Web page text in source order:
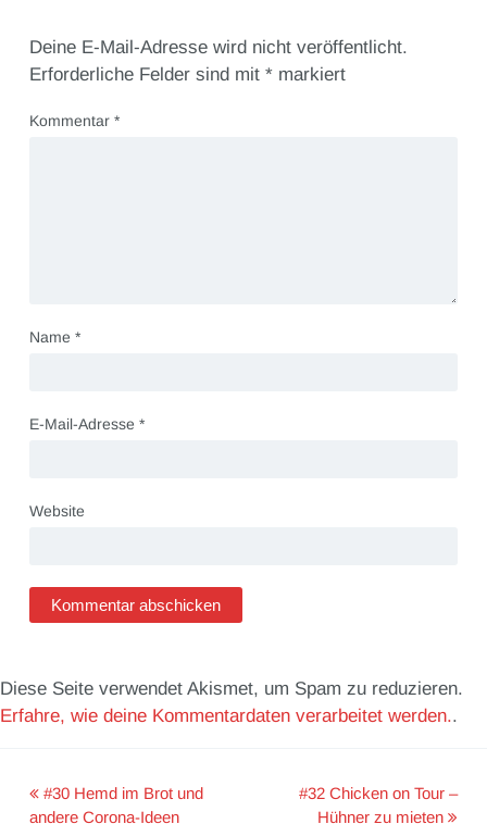
Deine E-Mail-Adresse wird nicht veröffentlicht.
Erforderliche Felder sind mit *markiert
Kommentar *
Name *
E-Mail-Adresse *
Website
Diese Seite verwendet Akismet, um Spam zu reduzieren.
Erfahre, wie deine Kommentardaten verarbeitet werden..
Post
#30 Hemd im Brot und
andere Corona-Ideen
#32 Chicken on Tour –
Hühner zu mieten